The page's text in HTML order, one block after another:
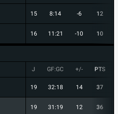
15 8:14 -6 12
16 11:21 -10 10
J GF:GC +/- PTS
19 32:18 14 37
19 31:19 12 36